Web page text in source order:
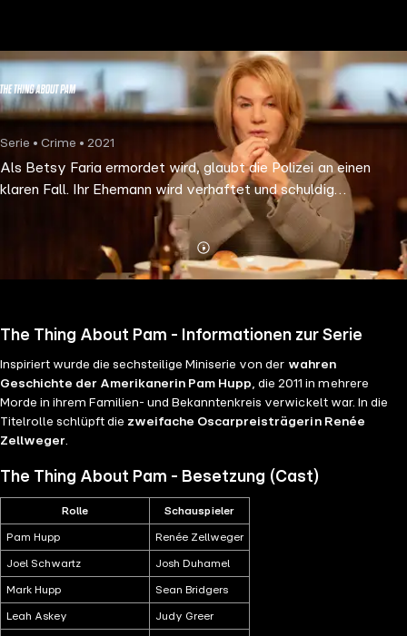
Serie • Crime • 2021
Als Betsy Faria ermordet wird, glaubt die Polizei an einen
klaren Fall. Ihr Ehemann wird verhaftet und schuldig
gesprochen. Doch Betsys Tod verursacht eine Kette von
Ereignissen, die auf eine Beteiligung von Betsys Freundin Pam
Mehr
Details
The Thing About Pam - Informationen zur Serie
Inspiriert wurde die sechsteilige Miniserie von der wahren
Geschichte der Amerikanerin Pam Hupp, die 2011 in mehrere
Morde in ihrem Familien- und Bekanntenkreis verwickelt war. In die
Titelrolle schlüpft die zweifache Oscarpreisträgerin Renée
Zellweger.
The Thing About Pam - Besetzung (Cast)
Rolle Schauspieler
Pam Hupp Renée Zellweger
Joel Schwartz Josh Duhamel
Mark Hupp Sean Bridgers
Leah Askey Judy Greer